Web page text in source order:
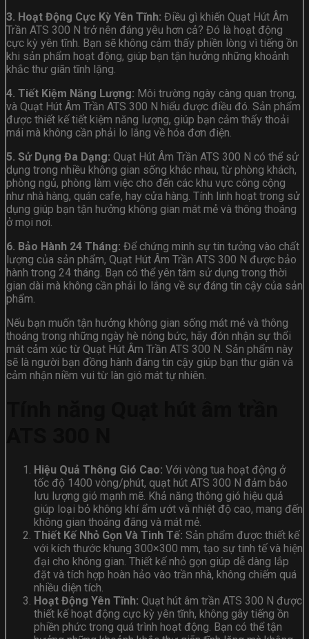
3. Hoạt Động Cực Kỳ Yên Tĩnh: Điều gì khiến Quạt Hút Âm
Trần ATS 300 N trở nên đáng yêu hơn cả? Đó là hoạt động
cực kỳ yên tĩnh. Bạn sẽ không cảm thấy phiền lòng vì tiếng ồn
khi sản phẩm hoạt động, giúp bạn tận hưởng những khoảnh
khắc thư giãn tĩnh lặng.
4. Tiết Kiệm Năng Lượng: Môi trường ngày càng quan trọng,
và Quạt Hút Âm Trần ATS 300 N hiểu được điều đó. Sản phẩm
được thiết kế tiết kiệm năng lượng, giúp bạn cảm thấy thoải
mái mà không cần phải lo lắng về hóa đơn điện.
5. Sử Dụng Đa Dạng: Quạt Hút Âm Trần ATS 300 N có thể sử
dụng trong nhiều không gian sống khác nhau, từ phòng khách,
phòng ngủ, phòng làm việc cho đến các khu vực công cộng
như nhà hàng, quán cafe, hay cửa hàng. Tính linh hoạt trong sử
dụng giúp bạn tận hưởng không gian mát mẻ và thông thoáng
ở mọi nơi.
6. Bảo Hành 24 Tháng: Để chứng minh sự tin tưởng vào chất
lượng của sản phẩm, Quạt Hút Âm Trần ATS 300 N được bảo
hành trong 24 tháng. Bạn có thể yên tâm sử dụng trong thời
gian dài mà không cần phải lo lắng về sự đáng tin cậy của sản
phẩm.
Nếu bạn muốn tận hưởng không gian sống mát mẻ và thông
thoáng trong những ngày hè nóng bức, hãy đón nhận sự thổi
mát cảm xúc từ Quạt Hút Âm Trần ATS 300 N. Sản phẩm này
sẽ là người bạn đồng hành đáng tin cậy giúp bạn thư giãn và
cảm nhận niềm vui từ làn gió mát tự nhiên.
Hiệu Quả Thông Gió Cao: Với vòng tua hoạt động ở
tốc độ 1400 vòng/phút, quạt hút ATS 300 N đảm bảo
lưu lượng gió mạnh mẽ. Khả năng thông gió hiệu quả
giúp loại bỏ không khí ẩm ướt và nhiệt độ cao, mang đến
không gian thoáng đãng và mát mẻ.
Thiết Kế Nhỏ Gọn Và Tinh Tế: Sản phẩm được thiết kế
với kích thước khung 300×300 mm, tạo sự tinh tế và hiện
đại cho không gian. Thiết kế nhỏ gọn giúp dễ dàng lắp
đặt và tích hợp hoàn hảo vào trần nhà, không chiếm quá
nhiều diện tích.
Hoạt Động Yên Tĩnh: Quạt hút âm trần ATS 300 N được
thiết kế hoạt động cực kỳ yên tĩnh, không gây tiếng ồn
phiền phức trong quá trình hoạt động. Bạn có thể tận